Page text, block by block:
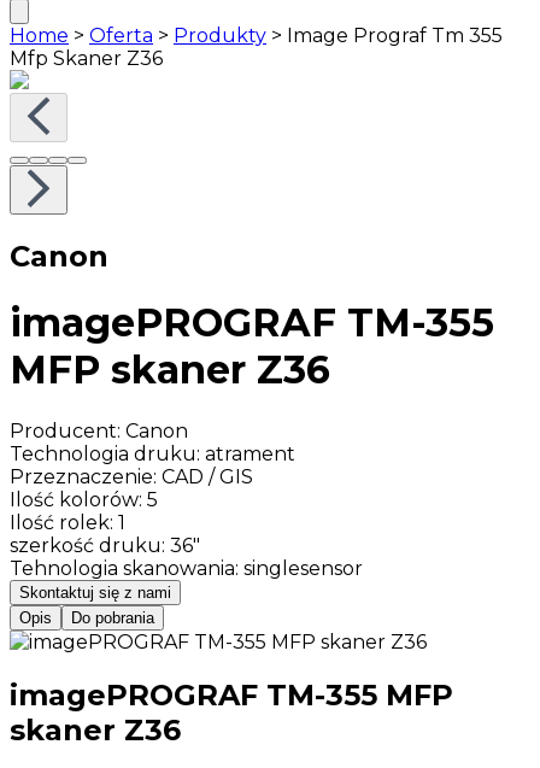
Home > Oferta > Produkty > Image Prograf Tm 355
Mfp Skaner Z36
Canon
imagePROGRAF TM-355
MFP skaner Z36
Producent: Canon
Technologia druku: atrament
Przeznaczenie: CAD / GIS
Ilość kolorów: 5
Ilość rolek: 1
szerkość druku: 36"
Tehnologia skanowania: singlesensor
Skontaktuj się z nami
Opis
Do pobrania
imagePROGRAF TM-355 MFP
skaner Z36